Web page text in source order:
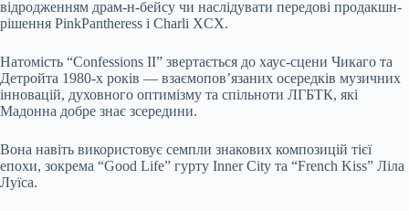
відродженням драм-н-бейсу чи наслідувати передові продакшн-
рішення PinkPantheress і Charli XCX.
Натомість “Confessions II” звертається до хаус-сцени Чикаго та
Детройта 1980-х років — взаємопов’язаних осередків музичних
інновацій, духовного оптимізму та спільноти ЛГБТК, які
Мадонна добре знає зсередини.
Вона навіть використовує семпли знакових композицій тієї
епохи, зокрема “Good Life” гурту Inner City та “French Kiss” Ліла
Луїса.